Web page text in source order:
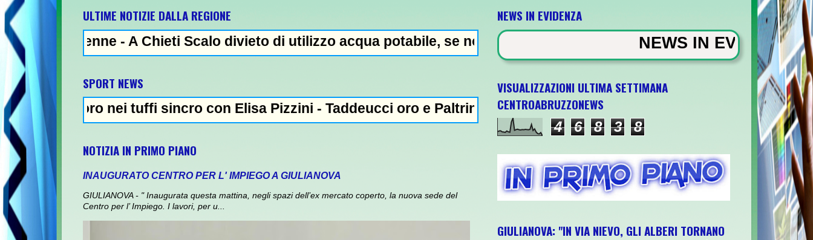
ULTIME NOTIZIE DALLA REGIONE
- A Chieti Scalo divieto di utilizzo acqua potabile, se non bollita - Abuso di alcol fuori dalla discoteca, minorenni
SPORT NEWS
nei tuffi sincro con Elisa Pizzini - Taddeucci oro e Paltrinieri bronzo nella 5 km: "Ora ci divertiamo in staffetta"- L'Italia
NOTIZIA IN PRIMO PIANO
INAUGURATO CENTRO PER L' IMPIEGO A GIULIANOVA
GIULIANOVA - " Inaugurata questa mattina, negli spazi dell’ex mercato coperto, la nuova sede del
Centro per l’ Impiego. I lavori, per u...
NEWS IN EVIDENZA
NEWS IN EVIDENZA - Arresto
VISUALIZZAZIONI ULTIMA SETTIMANA
CENTROABRUZZONEWS
4 6 8 3 8
GIULIANOVA: "IN VIA NIEVO, GLI ALBERI TORNANO